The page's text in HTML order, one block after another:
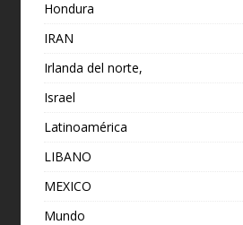
Hondura
IRAN
Irlanda del norte,
Israel
Latinoamérica
LIBANO
MEXICO
Mundo